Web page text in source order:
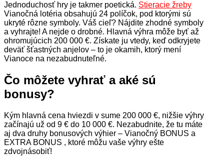
Jednoduchosť hry je takmer poetická. Stieracie žreby
Vianočná lotéria obsahujú 24 políčok, pod ktorými sú
ukryté rôzne symboly. Váš cieľ? Nájdite zhodné symboly
a vyhrajte! A nejde o drobné. Hlavná výhra môže byť až
ohromujúcich 200 000 €. Získate ju vtedy, keď odkryjete
deväť šťastných anjelov – to je okamih, ktorý mení
Vianoce na nezabudnuteľné.
Čo môžete vyhrať a aké sú
bonusy?
Kým hlavná cena hviezdi v sume 200 000 €, nižšie výhry
začínajú už od 9 € do 10 000 €. Nezabudnite, že tu máte
aj dva druhy bonusových výhier – Vianočný BONUS a
EXTRA BONUS , ktoré môžu vaše výhry ešte
zdvojnásobiť!